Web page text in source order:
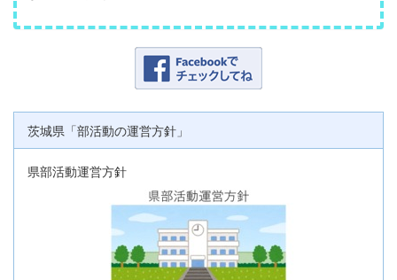
茨城県「部活動の運営方針」
県部活動運営方針